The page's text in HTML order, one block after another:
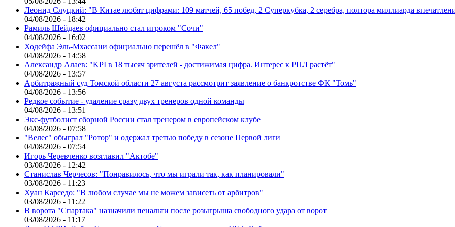
Леонид Слуцкий: "В Китае любят цифрами: 109 матчей, 65 побед, 2 Суперкубка, 2 серебра, полтора миллиарда
04/08/2026 - 18:42
Рамиль Шейдаев официально стал игроком "Сочи"
04/08/2026 - 16:02
Ходейфа Эль-Мхассани официально перешёл в "Факел"
04/08/2026 - 14:58
Александр Алаев: "KPI в 18 тысяч зрителей - достижимая цифра. Интерес к РПЛ растёт"
04/08/2026 - 13:57
Арбитражный суд Томской области 27 августа рассмотрит заявление о банкротстве ФК "Томь"
04/08/2026 - 13:56
Редкое событие - удаление сразу двух тренеров одной команды
04/08/2026 - 13:51
Экс-футболист сборной России стал тренером в европейском клубе
04/08/2026 - 07:58
"Велес" обыграл "Ротор" и одержал третью победу в сезоне Первой лиги
04/08/2026 - 07:54
Игорь Черевченко возглавил "Актобе"
03/08/2026 - 12:42
Станислав Черчесов: "Понравилось, что мы играли так, как планировали"
03/08/2026 - 11:23
Хуан Карседо: "В любом случае мы не можем зависеть от арбитров"
03/08/2026 - 11:22
В ворота "Спартака" назначили пенальти после розыгрыша свободного удара от ворот
03/08/2026 - 11:17